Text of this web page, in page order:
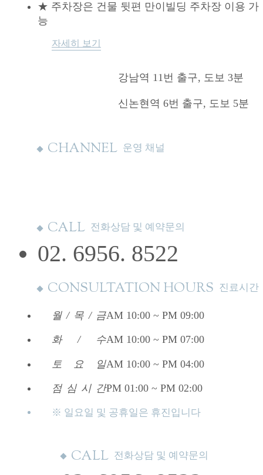
★ 주차장은 건물 뒷편 만이빌딩 주차장 이용 가
능
자세히 보기
강남역 11번 출구, 도보 3분
신논현역 6번 출구, 도보 5분
CHANNEL 운영 채널
CALL 전화상담 및 예약문의
02. 6956. 8522
CONSULTATION HOURS 진료시간
월 / 목 / 금AM 10:00 ~ PM 09:00
화 / 수AM 10:00 ~ PM 07:00
토 요 일AM 10:00 ~ PM 04:00
점 심 시 간PM 01:00 ~ PM 02:00
※ 일요일 및 공휴일은 휴진입니다
CALL 전화상담 및 예약문의